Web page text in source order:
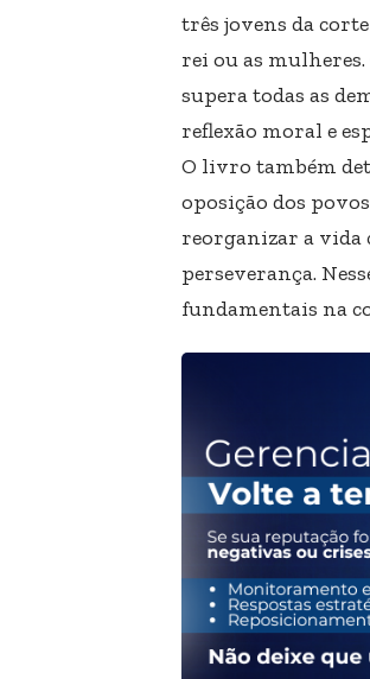
três jovens da
rei ou as mulheres.
supera todas as
reflexão moral e
O livro também
oposição dos
reorganizar a vida
perseverança.
fundamentais na